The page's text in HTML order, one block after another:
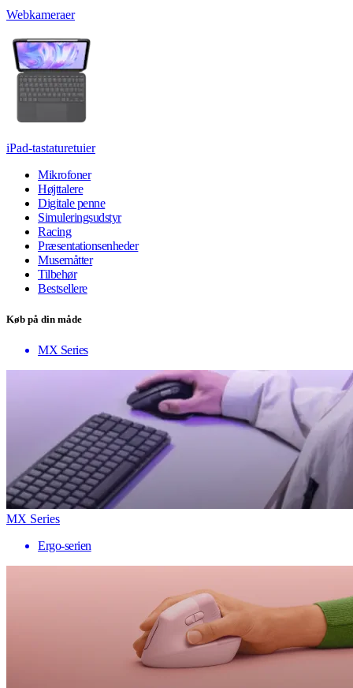
Webkameraer
iPad-tastaturetuier
Mikrofoner
Højttalere
Digitale penne
Simuleringsudstyr
Racing
Præsentationsenheder
Musemåtter
Tilbehør
Bestsellere
Køb på din måde
MX Series
MX Series
Ergo-serien